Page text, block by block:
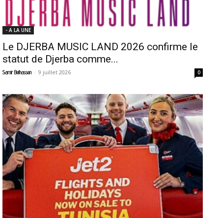
- A LA UNE
Le DJERBA MUSIC LAND 2026 confirme le
statut de Djerba comme...
Samir Belhassen - 9 juillet 2026 0